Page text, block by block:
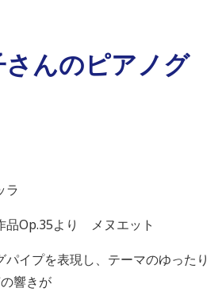
んのピアノグ
ラ
品Op.35より メヌエット
パイプを表現し、テーマのゆったり
響きが